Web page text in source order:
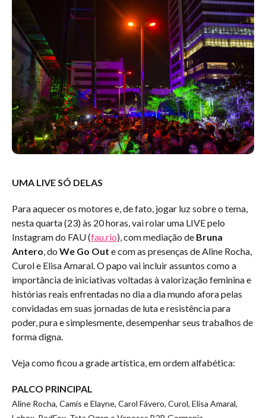
UMA LIVE SÓ DELAS
Para aquecer os motores e, de fato, jogar luz sobre o tema,
nesta quarta (23) às 20 horas, vai rolar uma LIVE pelo
Instagram do FAU (fau.rio), com mediação de Bruna
Antero, do We Go Out e com as presenças de Aline Rocha,
Curol e Elisa Amaral. O papo vai incluir assuntos como a
importância de iniciativas voltadas à valorização feminina e
histórias reais enfrentadas no dia a dia mundo afora pelas
convidadas em suas jornadas de luta e resistência para
poder, pura e simplesmente, desempenhar seus trabalhos de
forma digna.
Veja como ficou a grade artística, em ordem alfabética:
PALCO PRINCIPAL
Aline Rocha, Camis e Elayne, Carol Fávero, Curol, Elisa Amaral,